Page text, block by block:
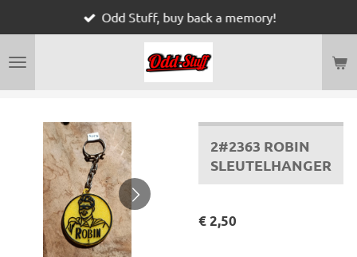
naar
Odd Stuff, buy back a memory!
2#2363 ROBIN
SLEUTELHANGER
€ 2,50